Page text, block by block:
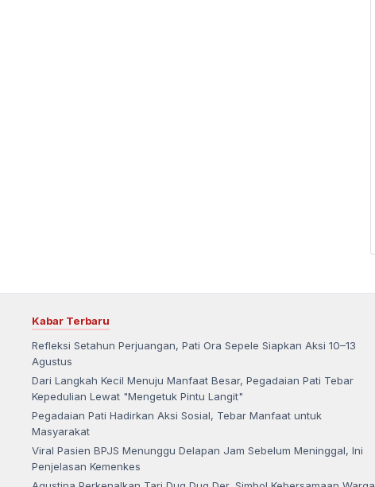
Kabar Terbaru
Refleksi Setahun Perjuangan, Pati Ora Sepele Siapkan Aksi 10–13
Agustus
Dari Langkah Kecil Menuju Manfaat Besar, Pegadaian Pati Tebar
Kepedulian Lewat "Mengetuk Pintu Langit"
Pegadaian Pati Hadirkan Aksi Sosial, Tebar Manfaat untuk
Masyarakat
Viral Pasien BPJS Menunggu Delapan Jam Sebelum Meninggal, Ini
Penjelasan Kemenkes